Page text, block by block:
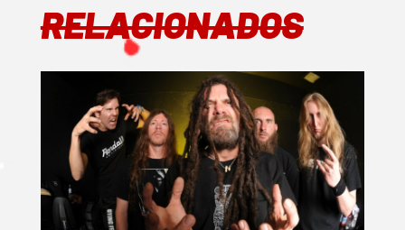
RELACIONADOS